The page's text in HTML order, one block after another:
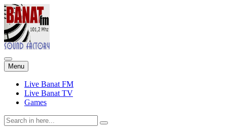
Menu Skip
to
content
Live Banat FM
Live Banat TV
Games
Search
for: